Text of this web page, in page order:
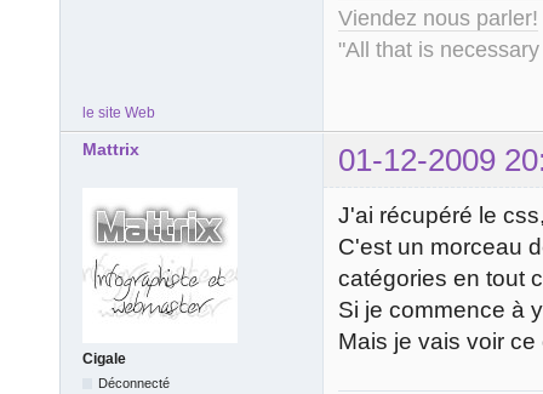
Viendez nous parler!
"All that is
le site Web
Mattrix 01-12-2009
Cigale
Déconnecté
J'ai récupéré le
C'est un morceau
catégories en tout
Si je commence à
Mais je vais voir